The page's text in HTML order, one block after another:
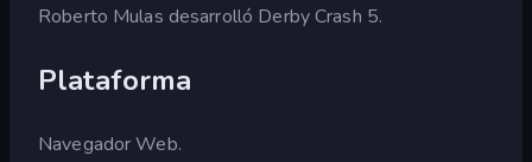
Roberto Mulas desarrolló Derby Crash 5.
Plataforma
Navegador Web.